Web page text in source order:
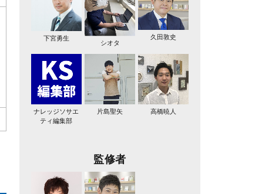
下宮勇生
シオタ
久田敦史
ナレッジソサエ
ティ編集部
片島聖矢 高橋暁人
監修者